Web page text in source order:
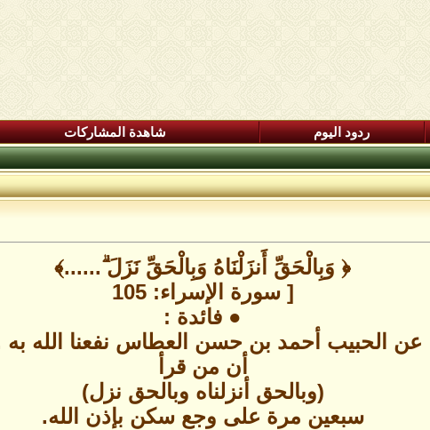
ردود اليوم شاهدة المشاركات
﴿ وَبِالْحَقِّ أَنزَلْنَاهُ وَبِالْحَقِّ نَزَلَ ۗ......﴾
[ سورة الإسراء: 105
● فائدة :
عن الحبيب أحمد بن حسن العطاس نفعنا الله به
أن من قرأ
(وبالحق أنزلناه وبالحق نزل)
سبعين مرة على وجع سكن بإذن الله.